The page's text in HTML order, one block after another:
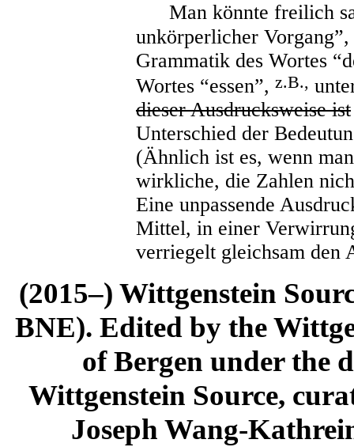
Man könnte freilich
unkörperlicher
Grammatik des Wortes
Wortes “essen”, z.B.,
dieser Ausdrucksweise ist
Unterschied der
(Ähnlich ist es, wenn
wirkliche, die Zahlen
Eine unpassende
Mittel, in einer
verriegelt gleichsam den
(2015–) Wittgenstein
BNE). Edited by the
of Bergen under the
Wittgenstein Source,
Joseph Wang-